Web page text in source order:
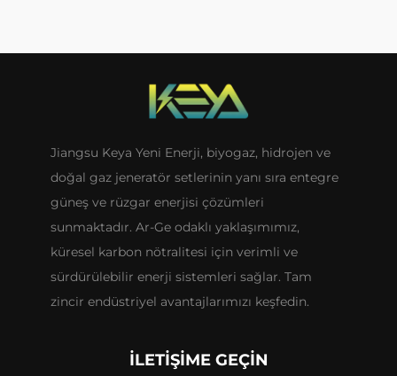
Jiangsu Keya Yeni Enerji, biyogaz, hidrojen ve
doğal gaz jeneratör setlerinin yanı sıra entegre
güneş ve rüzgar enerjisi çözümleri
sunmaktadır. Ar-Ge odaklı yaklaşımımız,
küresel karbon nötralitesi için verimli ve
sürdürülebilir enerji sistemleri sağlar. Tam
zincir endüstriyel avantajlarımızı keşfedin.
İLETIŞIME GEÇIN